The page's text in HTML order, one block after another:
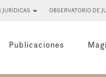
JURÍDICAS OBSERVATORIO DE
Publicaciones